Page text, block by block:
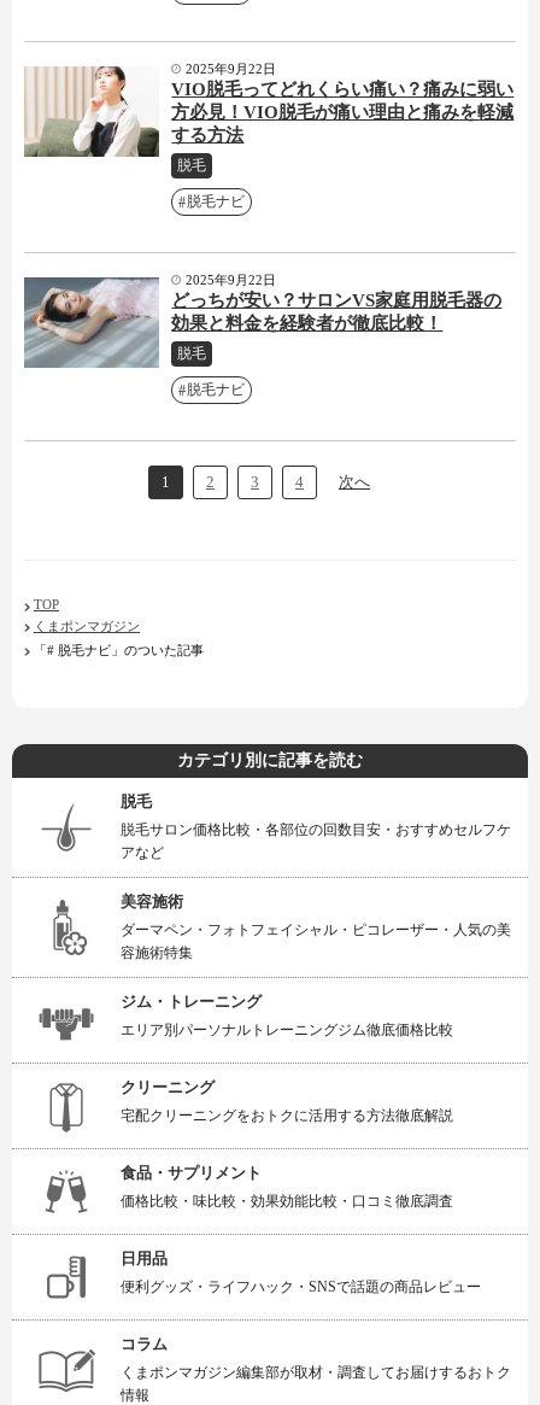
2025年9月22日
VIO脱毛ってどれくらい痛い？痛みに弱い
方必見！VIO脱毛が痛い理由と痛みを軽減
する方法
脱毛
脱毛ナビ
2025年9月22日
どっちが安い？サロンVS家庭用脱毛器の
効果と料金を経験者が徹底比較！
脱毛
脱毛ナビ
1 2 3 4 次へ
TOP
くまポンマガジン
「# 脱毛ナビ」のついた記事
カテゴリ別に記事を読む
脱毛
脱毛サロン価格比較・各部位の回数目安・おすすめセルフケ
アなど
美容施術
ダーマペン・フォトフェイシャル・ピコレーザー・人気の美
容施術特集
ジム・トレーニング
エリア別パーソナルトレーニングジム徹底価格比較
クリーニング
宅配クリーニングをおトクに活用する方法徹底解説
食品・サプリメント
価格比較・味比較・効果効能比較・口コミ徹底調査
日用品
便利グッズ・ライフハック・SNSで話題の商品レビュー
コラム
くまポンマガジン編集部が取材・調査してお届けするおトク
情報